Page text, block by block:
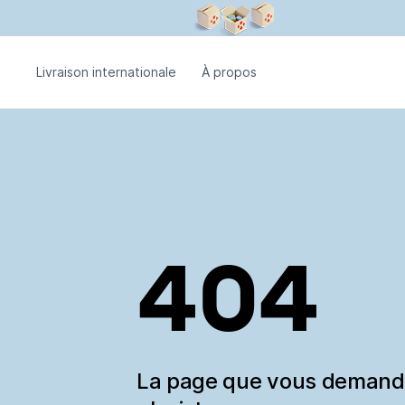
Livraison internationale À propos
404
La page que vous